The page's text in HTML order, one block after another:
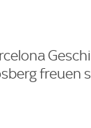
freuen